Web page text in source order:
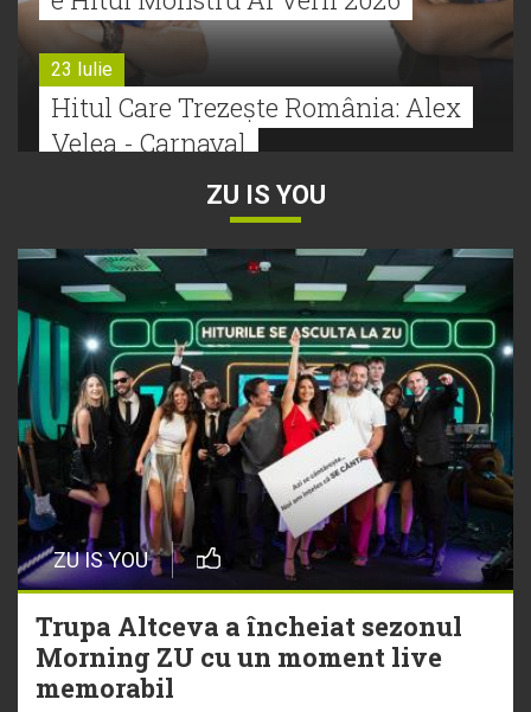
23 Iulie
Hitul Care Trezește România: Alex
Velea - Carnaval
Bătălie strânsă la Hitul Monstru Al
Verii: Cabron versus Faydee
21 Iulie
Dă volumul mai tare! Cabron vine
cu Hitul Monstru al Verii
20 Iulie
Episod nou | Muzica Aia x DJ
Christian Thomson
20 Iulie
Torpedoul lui Morar: Theo Rose -
ZU IS YOU
ZU IS YOU
Trupa Altceva a încheiat sezonul
Morning ZU cu un moment live
memorabil